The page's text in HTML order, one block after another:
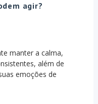
agir?
manter a calma,
além de
emoções de